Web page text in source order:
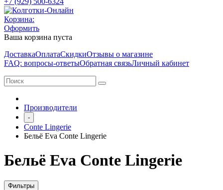
Корзина:
Оформить
Ваша корзина пуста
ДоставкаОплатаСкидкиОтзывы о магазине
FAQ: вопросы-ответыОбратная связьЛичный кабинет
Производители
-
Conte Lingerie
Бельё Eva Conte Lingerie
Бельё Eva Conte Lingerie
Фильтры